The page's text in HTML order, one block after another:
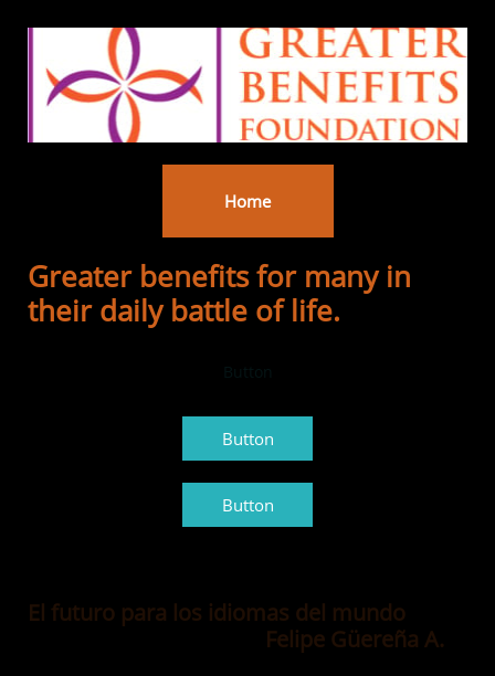
Home
Greater benefits for many in
their daily battle of life.
Button
Button
El futuro para los idiomas del mundo
Felipe Güereña A.